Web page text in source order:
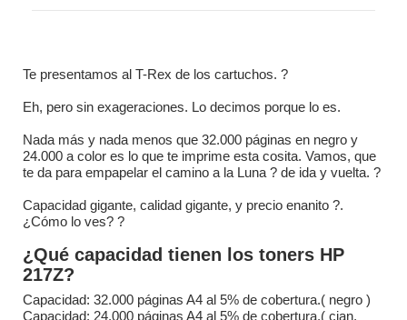
Te presentamos al T-Rex de los cartuchos. ?
Eh, pero sin exageraciones. Lo decimos porque lo es.
Nada más y nada menos que 32.000 páginas en negro y
24.000 a color es lo que te imprime esta cosita. Vamos, que
te da para empapelar el camino a la Luna ? de ida y vuelta. ?
Capacidad gigante, calidad gigante, y precio enanito ?.
¿Cómo lo ves? ?
¿Qué capacidad tienen los toners HP
217Z?
Capacidad: 32.000 páginas A4 al 5% de cobertura.( negro )
Capacidad: 24.000 páginas A4 al 5% de cobertura.( cian,